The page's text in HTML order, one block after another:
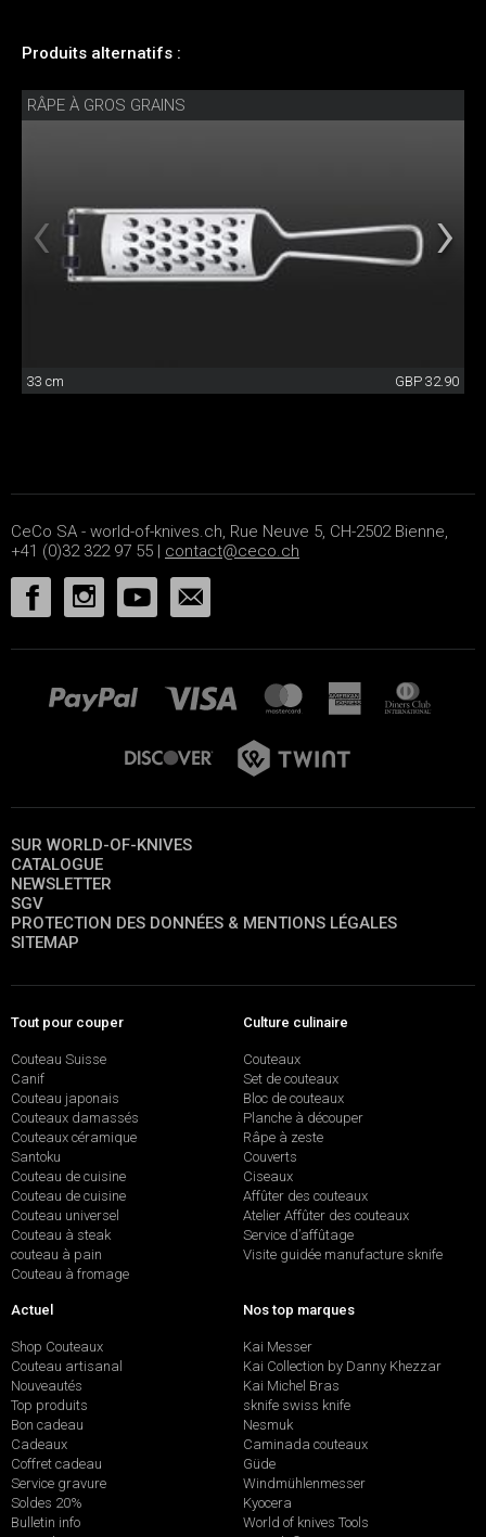
Produits alternatifs :
RÂPE À GROS GRAINS
33 cm GBP 32.90
CeCo SA - world-of-knives.ch, Rue Neuve 5, CH-2502 Bienne,
+41 (0)32 322 97 55 | contact@ceco.ch
SUR WORLD-OF-KNIVES
CATALOGUE
NEWSLETTER
SGV
PROTECTION DES DONNÉES & MENTIONS LÉGALES
SITEMAP
Tout pour couper
Couteau Suisse
Canif
Couteau japonais
Couteaux damassés
Couteaux céramique
Santoku
Couteau de cuisine
Couteau de cuisine
Couteau universel
Couteau à steak
couteau à pain
Couteau à fromage
Culture culinaire
Couteaux
Set de couteaux
Bloc de couteaux
Planche à découper
Râpe à zeste
Couverts
Ciseaux
Affûter des couteaux
Atelier Affûter des couteaux
Service d’affûtage
Visite guidée manufacture sknife
Actuel
Shop Couteaux
Couteau artisanal
Nouveautés
Top produits
Bon cadeau
Cadeaux
Coffret cadeau
Service gravure
Soldes 20%
Bulletin info
Nos top marques
Kai Messer
Kai Collection by Danny Khezzar
Kai Michel Bras
sknife swiss knife
Nesmuk
Caminada couteaux
Güde
Windmühlenmesser
Kyocera
World of knives Tools